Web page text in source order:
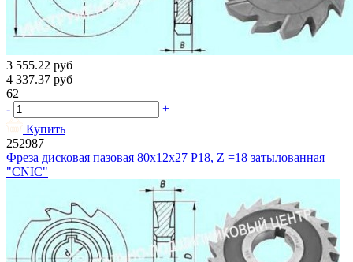
3 555.22 руб
4 337.37 руб
62
-
+
Купить
252987
Фреза дисковая пазовая 80х12х27 Р18, Z =18 затылованная
"CNIC"